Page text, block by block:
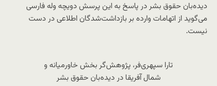
دیده‌بان حقوق بشر در پاسخ به این پرسش دویچه وله فارسی
می‌گوید از اتهامات وارده بر بازداشت‌شدگان اطلاعی در دست
نیست.
تارا سپهری‌فر، پژوهش‌گر بخش خاورمیانه و
شمال آفریقا در دیده‌بان حقوق بشر